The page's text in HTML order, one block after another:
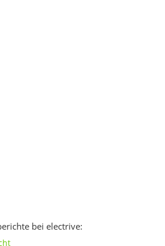
bei electrive: